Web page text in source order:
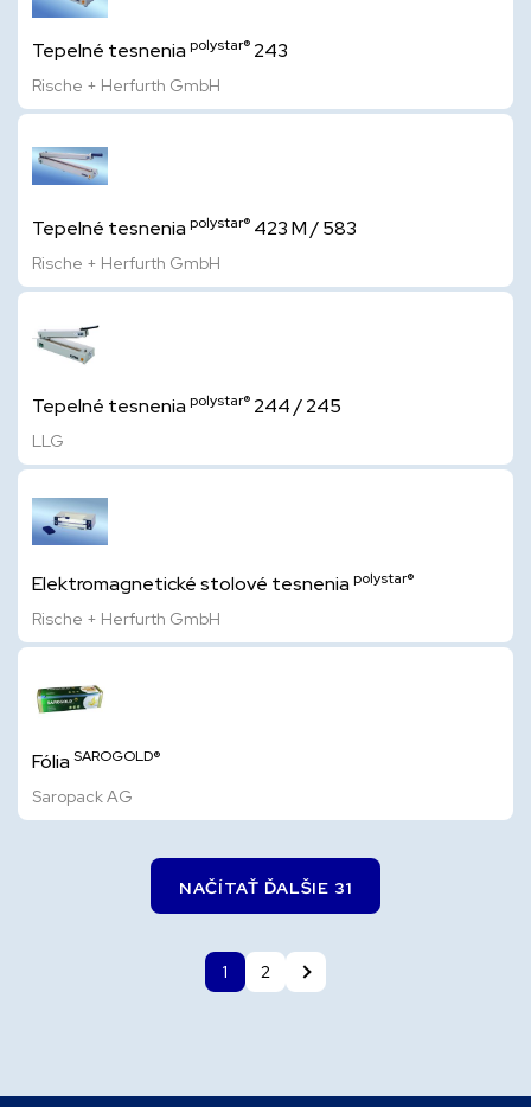
Tepelné tesnenia polystar® 243
Rische + Herfurth GmbH
Tepelné tesnenia polystar® 423 M / 583
Rische + Herfurth GmbH
Tepelné tesnenia polystar® 244 / 245
LLG
Elektromagnetické stolové tesnenia polystar®
Rische + Herfurth GmbH
Fólia SAROGOLD®
Saropack AG
NAČÍTAŤ ĎALŠIE 31
1 2